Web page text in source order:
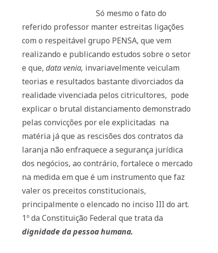
Só mesmo o fato do
referido professor manter estreitas ligações
com o respeitável grupo PENSA, que vem
realizando e publicando estudos sobre o setor
e que, data venia, invariavelmente veiculam
teorias e resultados bastante divorciados da
realidade vivenciada pelos citricultores, pode
explicar o brutal distanciamento demonstrado
pelas convicções por ele explicitadas na
matéria já que as rescisões dos contratos da
laranja não enfraquece a segurança jurídica
dos negócios, ao contrário, fortalece o mercado
na medida em que é um instrumento que faz
valer os preceitos constitucionais,
principalmente o elencado no inciso III do art.
1º da Constituição Federal que trata da
dignidade da pessoa humana.